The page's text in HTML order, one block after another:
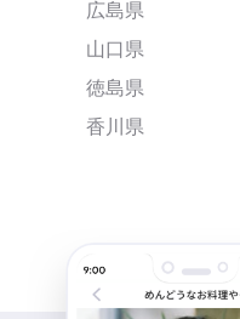
広島県
山口県
徳島県
香川県